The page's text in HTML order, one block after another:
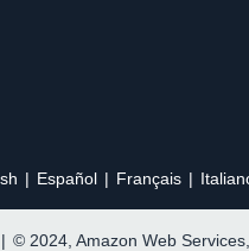
Español Français
| © 2024, Amazon Web